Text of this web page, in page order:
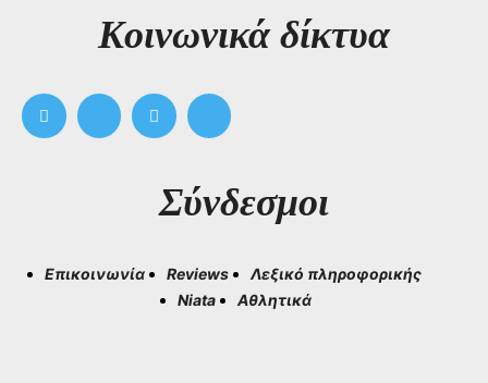
Kοινωνικά δίκτυα
Σύνδεσμοι
Επικοινωνία Reviews
Λεξικό πληροφορικής
Niata
Αθλητικά